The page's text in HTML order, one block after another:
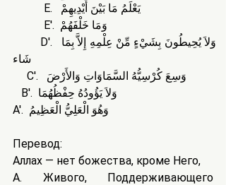
           E.   يَعْلَمُ مَا بَيْنَ أَيْدِيهِمْ
           E'.  وَمَا خَلْفَهُمْ
شَاء
     C'.   وَسِعَ كُرْسِيُّهُ السَّمَاوَاتِ وَالأَرْضَ
   B'.  وَلاَ يَؤُودُهُ حِفْظُهُمَا
Перевод:
Аллах — нет божества, кроме Него,
A. Живого, Поддерживающего